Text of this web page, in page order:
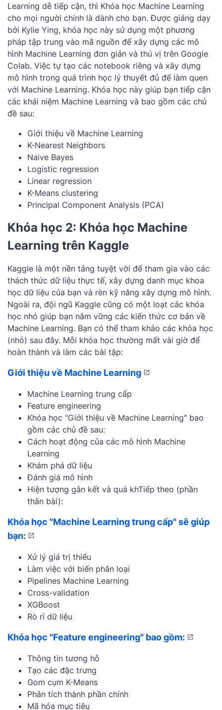
Learning dễ tiếp cận, thì Khóa học Machine Learning
cho mọi người chính là dành cho bạn. Được giảng dạy
bởi Kylie Ying, khóa học này sử dụng một phương
pháp tập trung vào mã nguồn để xây dựng các mô
hình Machine Learning đơn giản và thú vị trên Google
Colab. Việc tự tạo các notebook riêng và xây dựng
mô hình trong quá trình học lý thuyết đủ để làm quen
với Machine Learning. Khóa học này giúp bạn tiếp cận
các khái niệm Machine Learning và bao gồm các chủ
đề sau:
Giới thiệu về Machine Learning
K-Nearest Neighbors
Naive Bayes
Logistic regression
Linear regression
K-Means clustering
Principal Component Analysis (PCA)
Khóa học 2: Khóa học Machine
Learning trên Kaggle
Kaggle là một nền tảng tuyệt vời để tham gia vào các
thách thức dữ liệu thực tế, xây dựng danh mục khoa
học dữ liệu của bạn và rèn kỹ năng xây dựng mô hình.
Ngoài ra, đội ngũ Kaggle cũng có một loạt các khóa
học nhỏ giúp bạn nắm vững các kiến thức cơ bản về
Machine Learning. Bạn có thể tham khảo các khóa học
(nhỏ) sau đây. Mỗi khóa học thường mất vài giờ để
hoàn thành và làm các bài tập:
Giới thiệu về Machine Learning
Machine Learning trung cấp
Feature engineering
Khóa học "Giới thiệu về Machine Learning" bao
gồm các chủ đề sau:
Cách hoạt động của các mô hình Machine
Learning
Khám phá dữ liệu
Đánh giá mô hình
Hiện tượng gắn kết và quá khTiếp theo (phần
thân bài):
Khóa học "Machine Learning trung cấp" sẽ giúp
bạn:
Xử lý giá trị thiếu
Làm việc với biến phân loại
Pipelines Machine Learning
Cross-validation
XGBoost
Rò rỉ dữ liệu
Khóa học "Feature engineering" bao gồm:
Thông tin tương hỗ
Tạo các đặc trưng
Gom cụm K-Means
Phân tích thành phần chính
Mã hóa mục tiêu